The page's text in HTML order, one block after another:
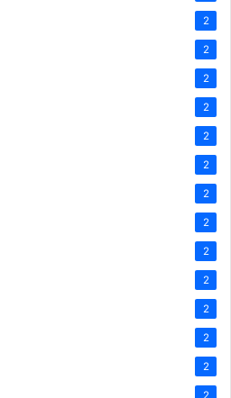
2
2
2
2
2
2
2
2
2
2
2
2
2